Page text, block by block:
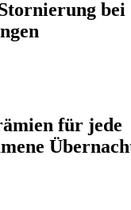
bei
für jede